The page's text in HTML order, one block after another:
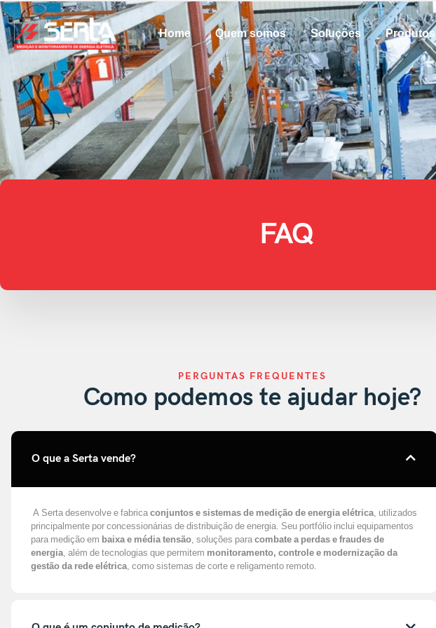
Home Quem somos Soluções Produtos
FAQ
PERGUNTAS FREQUENTES
Como podemos te ajudar hoje?
O que a Serta vende?
A Serta desenvolve e fabricaconjuntos e sistemas de medição de energia elétrica, utilizados
principalmente por concessionárias de distribuição de energia. Seu portfólio inclui equipamentos
para medição embaixa e média tensão, soluções paracombate a perdas e fraudes de
energia, além de tecnologias que permitemmonitoramento, controle e modernização da
gestão da rede elétrica, como sistemas de corte e religamento remoto.